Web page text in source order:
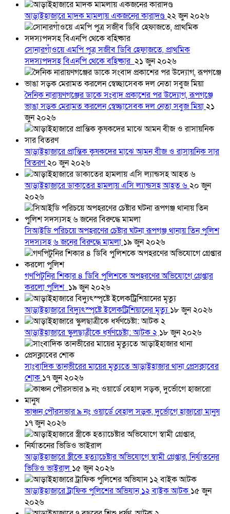
আড়াইহাজারে মাদক মামলায় একজনের কারাদণ্ড২২ জুন ২০২৬
সোনারগাঁওয়ে এমপি পুত্র সজীব ডিবি হেফাজতে, প্রাথমিক
সদস্যপদসহ বিএনপি থেকে বহিষ্কার ২১ জুন ২০২৬
দৈনিক নারায়ণগঞ্জের ডাকে সংবাদ প্রকাশের পর উদ্যোগ, রূপগঞ্জে
ভাঙা সড়ক মেরামত করলেন স্বেচ্ছাসেবক দল নেতা সবুজ মিয়া২১
জুন ২০২৬
আড়াইহাজারে প্রান্তিক কৃষকদের মাঝে আমন বীজ ও রাসায়নিক সার
বিতরণ২০ জুন ২০২৬
আড়াইহাজারে ডাকাতের হামলায় এসি ল্যান্ডসহ আহত ৬২০ জুন
২০২৬
সিআইডি পরিচয়ে অপহরণের চেষ্টার ঘটনা রূপগঞ্জ থানায় তিন পুলিশ
সদস্যসহ ৬ জনের বিরুদ্ধে মামলা ১৯ জুন ২০২৬
গণপিটুনির শিকার ৪ ডিবি পুলিশকে অপহরণের অভিযোগে গ্রেপ্তার
করলো পুলিশ ১৯ জুন ২০২৬
আড়াইহাজারে বিদ্যুৎস্পৃষ্টে ইলেকট্রিশিয়ানের মৃত্যু১৮ জুন ২০২৬
আড়াইহাজারে স্কুলছাত্রীকে ধর্ষণচেষ্টা: আটক ২ ১৮ জুন ২০২৬
সাংবাদিক তানভীরের মায়ের মৃত্যুতে আড়াইহাজার থানা প্রেসক্লাবের
শোক ১৭ জুন ২০২৬
কাঞ্চন পৌরসভার ৯ নং ওয়ার্ডে বেহাল সড়ক, দুর্ভোগে হাজারো মানুষ
১৭ জুন ২০২৬
আড়াইহাজারে স্ত্রীকে হত্যাচেষ্টার অভিযোগে স্বামী গ্রেপ্তার, নির্যাতনের
ভিডিও ভাইরাল ১৫ জুন ২০২৬
আড়াইহাজারে ট্রাফিক পুলিশের অভিযান ১২ বাইক আটক ১৫ জুন
২০২৬